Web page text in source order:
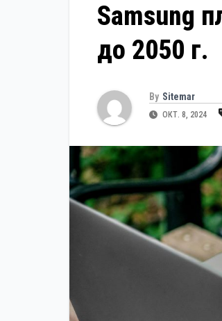
Samsung
до 2050 г.
By Sitemar
ОКТ. 8, 2024